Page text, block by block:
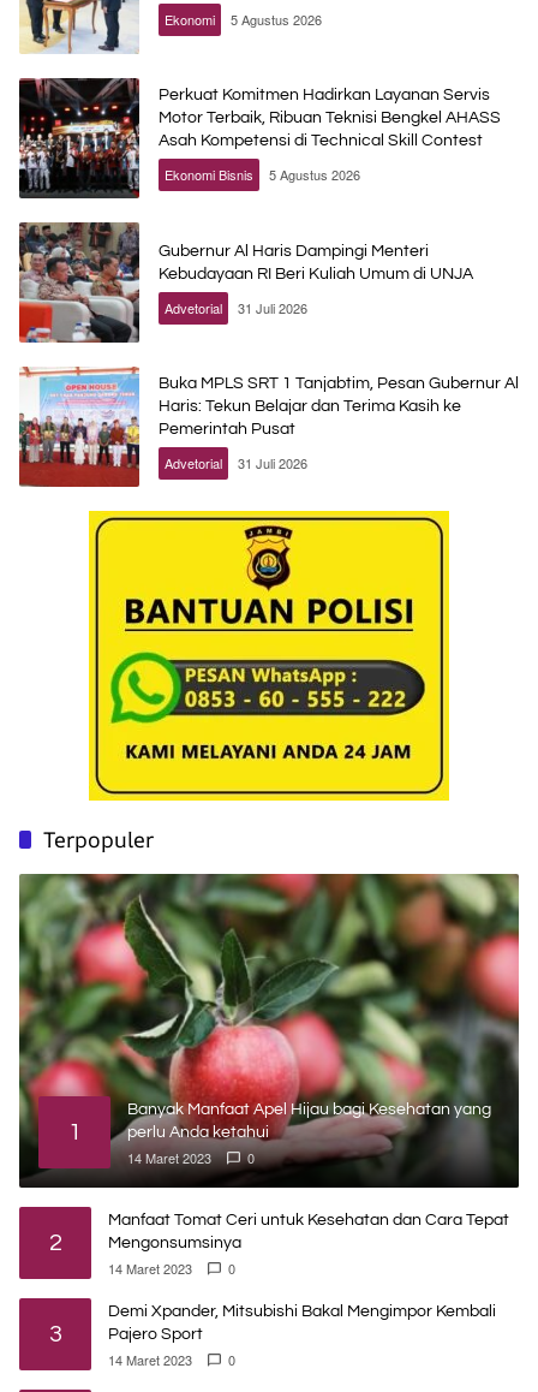
Ekonomi 5 Agustus 2026
Perkuat Komitmen Hadirkan Layanan Servis
Motor Terbaik, Ribuan Teknisi Bengkel AHASS
Asah Kompetensi di Technical Skill Contest
Ekonomi Bisnis 5 Agustus 2026
Gubernur Al Haris Dampingi Menteri
Kebudayaan RI Beri Kuliah Umum di UNJA
Advetorial 31 Juli 2026
Buka MPLS SRT 1 Tanjabtim, Pesan Gubernur Al
Haris: Tekun Belajar dan Terima Kasih ke
Pemerintah Pusat
Advetorial 31 Juli 2026
Terpopuler
1
Banyak Manfaat Apel Hijau bagi Kesehatan yang
perlu Anda ketahui
14 Maret 2023 0
2
Manfaat Tomat Ceri untuk Kesehatan dan Cara Tepat
Mengonsumsinya
14 Maret 2023 0
3
Demi Xpander, Mitsubishi Bakal Mengimpor Kembali
Pajero Sport
14 Maret 2023 0